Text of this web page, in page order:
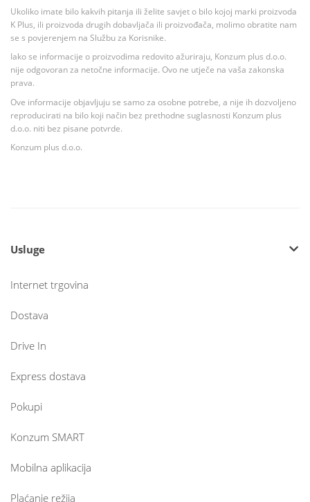
Ukoliko imate bilo kakvih pitanja ili želite savjet o bilo kojoj marki proizvoda
K Plus, ili proizvoda drugih dobavljača ili proizvođača, molimo obratite nam
se s povjerenjem na Službu za Korisnike.
Iako se informacije o proizvodima redovito ažuriraju, Konzum plus d.o.o.
nije odgovoran za netočne informacije. Ovo ne utječe na vaša zakonska
prava.
Ove informacije objavljuju se samo za osobne potrebe, a nije ih dozvoljeno
reproducirati na bilo koji način bez prethodne suglasnosti Konzum plus
d.o.o. niti bez pisane potvrde.
Konzum plus d.o.o.
Usluge
Internet trgovina
Dostava
Drive In
Express dostava
Pokupi
Konzum SMART
Mobilna aplikacija
Plaćanje režija